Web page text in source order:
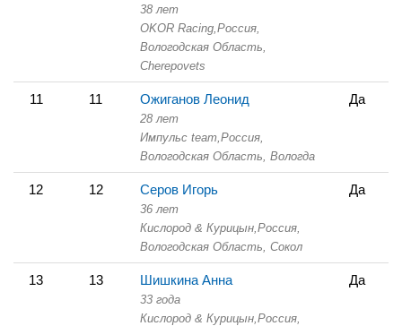
38 лет
OKOR Racing, Россия,
Вологодская Область,
Cherepovets
11 11 Ожиганов Леонид
28 лет
Импульс team, Россия,
Вологодская Область, Вологда
Да
12 12 Серов Игорь
36 лет
Кислород & Курицын, Россия,
Вологодская Область, Сокол
Да
13 13 Шишкина Анна
33 года
Кислород & Курицын, Россия,
Да